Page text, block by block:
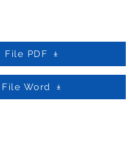
File PDF
File Word